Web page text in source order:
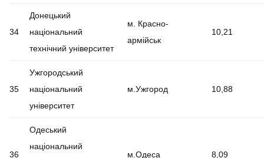
34
Донецький
національний
технічний університет
м. Красно-
армійськ
10,21
35
Ужгородський
національний
університет
м.Ужгород 10,88
36
Одеський
національний
м.Одеса
8,09